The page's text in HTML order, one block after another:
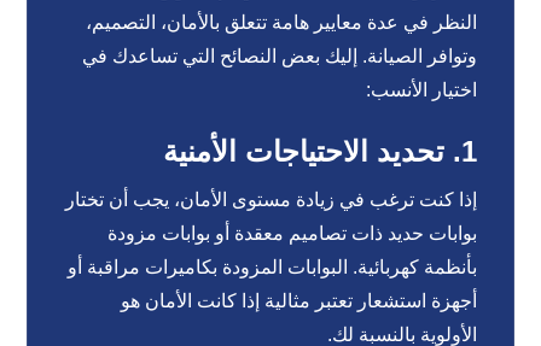
النظر في عدة معايير هامة تتعلق بالأمان، التصميم،
وتوافر الصيانة. إليك بعض النصائح التي تساعدك في
اختيار الأنسب:
1. تحديد الاحتياجات الأمنية
إذا كنت ترغب في زيادة مستوى الأمان، يجب أن تختار
بوابات حديد ذات تصاميم معقدة أو بوابات مزودة
بأنظمة كهربائية. البوابات المزودة بكاميرات مراقبة أو
أجهزة استشعار تعتبر مثالية إذا كانت الأمان هو
الأولوية بالنسبة لك.